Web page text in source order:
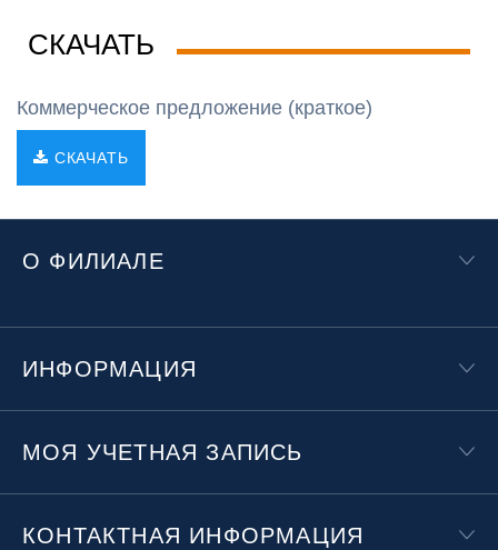
СКАЧАТЬ
Коммерческое предложение (краткое)
СКАЧАТЬ
О ФИЛИАЛЕ
ИНФОРМАЦИЯ
МОЯ УЧЕТНАЯ ЗАПИСЬ
КОНТАКТНАЯ ИНФОРМАЦИЯ